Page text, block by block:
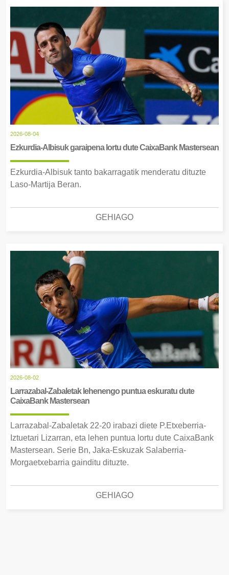
2026-08-04
Ezkurdia-Albisuk garaipena lortu dute CaixaBank Mastersean
Ezkurdia-Albisuk tanto bakarragatik menderatu dituzte
Laso-Martija Beran.
GEHIAGO
2026-08-02
Larrazabal-Zabaletak lehenengo puntua eskuratu dute
CaixaBank Mastersean
Larrazabal-Zabaletak 22-20 irabazi diete P.Etxeberria-
Iztuetari Lizarran, eta lehen puntua lortu dute CaixaBank
Mastersean. Serie Bn, Jaka-Eskuzak Salaberria-
Morgaetxebarria gainditu dituzte.
GEHIAGO